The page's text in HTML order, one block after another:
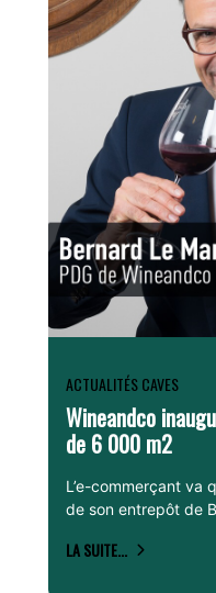
ACTUALITÉS CAVES
Wineandco
de 6 000 m2
L’e-commerçant va
de son entrepôt de
LA SUITE...